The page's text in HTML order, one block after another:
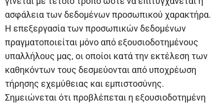
ασφάλεια των δεδομένων προσωπικού χαρακτήρα.
Η επεξεργασία των προσωπικών δεδομένων
πραγματοποιείται μόνο από εξουσιοδοτημένους
υπαλλήλους μας, οι οποίοι κατά την εκτέλεση των
καθηκόντων τους δεσμεύονται από υποχρέωση
τήρησης εχεμύθειας και εμπιστοσύνης.
Σημειώνεται ότι προβλέπεται η εξουσιοδοτημένη